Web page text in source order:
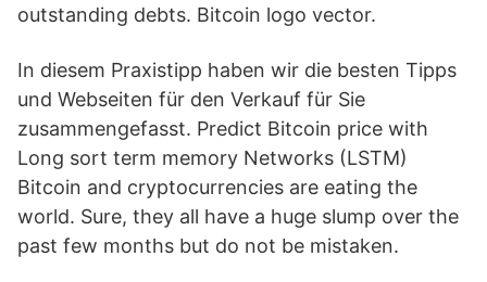
outstanding debts. Bitcoin logo vector.
In diesem Praxistipp haben wir die besten Tipps
und Webseiten für den Verkauf für Sie
zusammengefasst. Predict Bitcoin price with
Long sort term memory Networks (LSTM)
Bitcoin and cryptocurrencies are eating the
world. Sure, they all have a huge slump over the
past few months but do not be mistaken.